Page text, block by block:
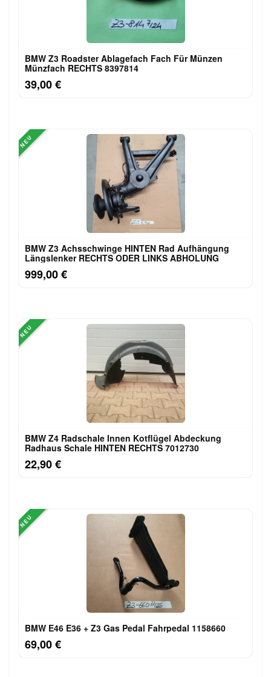
BMW Z3 Roadster Ablagefach Fach Für Münzen
Münzfach RECHTS 8397814
39,00 €
NEU
BMW Z3 Achsschwinge HINTEN Rad Aufhängung
Längslenker RECHTS ODER LINKS ABHOLUNG
999,00 €
NEU
BMW Z4 Radschale Innen Kotflügel Abdeckung
Radhaus Schale HINTEN RECHTS 7012730
22,90 €
NEU
BMW E46 E36 + Z3 Gas Pedal Fahrpedal 1158660
69,00 €